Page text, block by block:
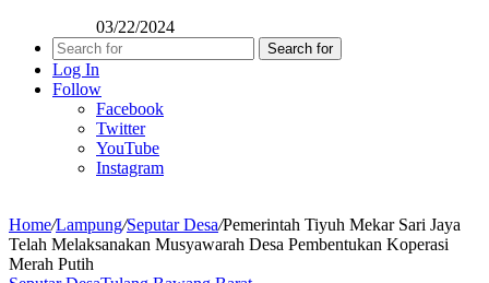
03/22/2024
Search for
Log In
Follow
Facebook
Twitter
YouTube
Instagram
Home/Lampung/Seputar Desa/Pemerintah Tiyuh Mekar Sari Jaya
Telah Melaksanakan Musyawarah Desa Pembentukan Koperasi
Merah Putih